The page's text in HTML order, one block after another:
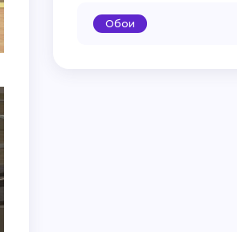
Обои